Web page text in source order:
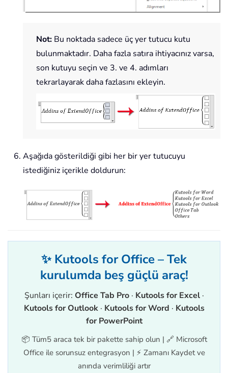
Not: Bu noktada sadece üç yer tutucu kutu
bulunmaktadır. Daha fazla satıra ihtiyacınız varsa,
son kutuyu seçin ve 3. ve 4. adımları
tekrarlayarak daha fazlasını ekleyin.
Aşağıda gösterildiği gibi her bir yer tutucuyu
istediğiniz içerikle doldurun:
✨ Kutools for Office – Tek
kurulumda beş güçlü araç!
Şunları içerir: Office Tab Pro· Kutools for Excel·
Kutools for Outlook· Kutools for Word · Kutools
for PowerPoint
📦 Tüm5 araca tek bir pakette sahip olun | 🔗 Microsoft
Office ile sorunsuz entegrasyon | ⚡ Zamanı Kaydet ve
anında verimliliği artır